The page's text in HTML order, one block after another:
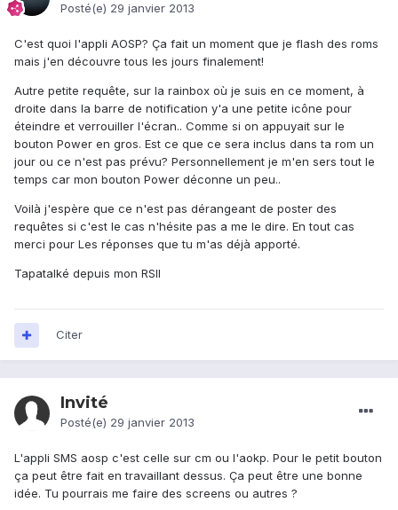
Posté(e) 29 janvier 2013
C'est quoi l'appli AOSP? Ça fait un moment que je flash des roms
mais j'en découvre tous les jours finalement!
Autre petite requête, sur la rainbox où je suis en ce moment, à
droite dans la barre de notification y'a une petite icône pour
éteindre et verrouiller l'écran.. Comme si on appuyait sur le
bouton Power en gros. Est ce que ce sera inclus dans ta rom un
jour ou ce n'est pas prévu? Personnellement je m'en sers tout le
temps car mon bouton Power déconne un peu..
Voilà j'espère que ce n'est pas dérangeant de poster des
requêtes si c'est le cas n'hésite pas a me le dire. En tout cas
merci pour Les réponses que tu m'as déjà apporté.
Tapatalké depuis mon RSII
Citer
Invité
Posté(e) 29 janvier 2013
L'appli SMS aosp c'est celle sur cm ou l'aokp. Pour le petit bouton
ça peut être fait en travaillant dessus. Ça peut être une bonne
idée. Tu pourrais me faire des screens ou autres ?